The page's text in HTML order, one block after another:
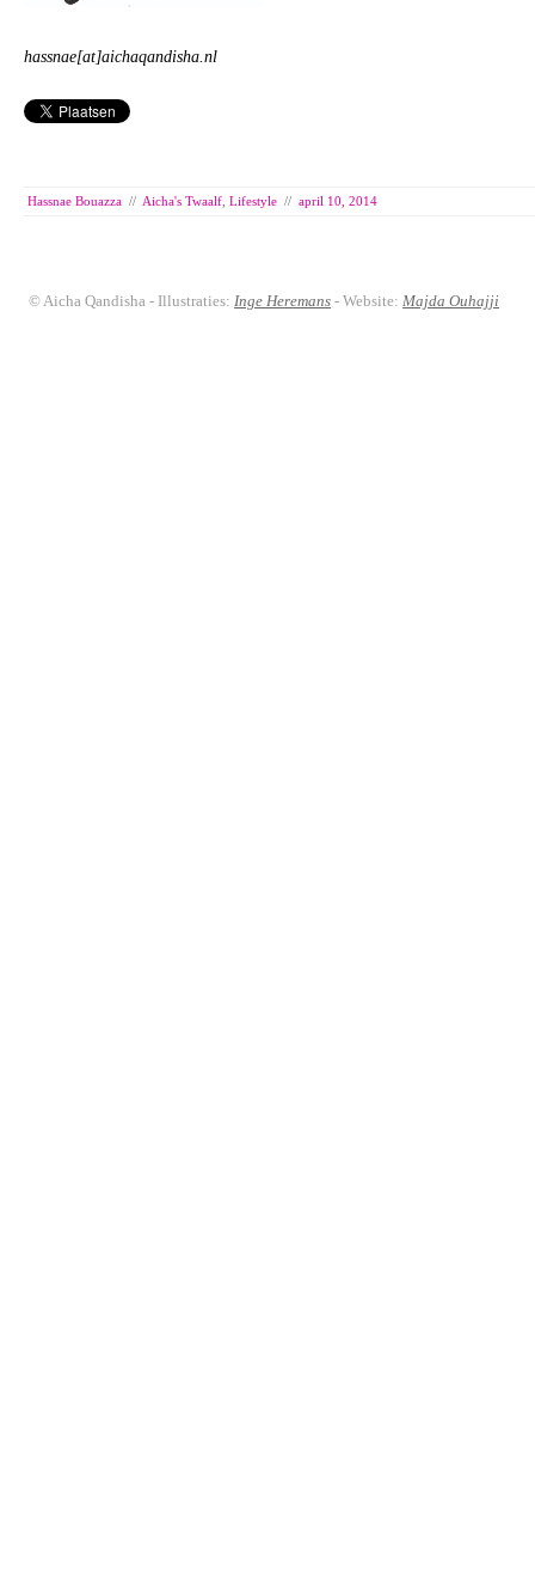
hassnae[at]aichaqandisha.nl
Hassnae Bouazza // Aicha's Twaalf Lifestyle // april 10, 2014
© Aicha Qandisha - Illustraties:Inge Heremans - Website:Majda Ouhajji